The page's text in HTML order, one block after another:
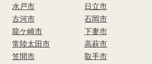
水戸市 日立市
古河市
石岡市
龍ケ崎市
下妻市
常陸太田市
高萩市
笠間市
取手市